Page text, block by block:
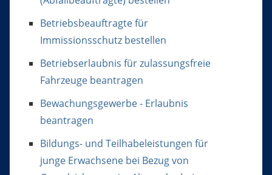
Betriebsbeauftragte für
Immissionsschutz bestellen
Betriebserlaubnis für zulassungsfreie
Fahrzeuge beantragen
Bewachungsgewerbe - Erlaubnis
beantragen
Bildungs- und Teilhabeleistungen für
junge Erwachsene bei Bezug von